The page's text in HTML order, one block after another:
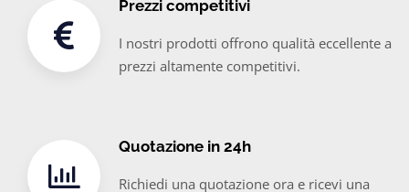
Prezzi competitivi
I nostri prodotti offrono qualità eccellente a
prezzi altamente competitivi.
Quotazione in 24h
Richiedi una quotazione ora e ricevi una